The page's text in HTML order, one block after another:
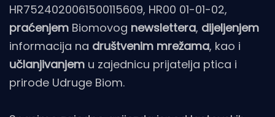
HR7524020061500115609, HR00 01-01-02,
praćenjem Biomovog newslettera, dijeljenjem
informacija na društvenim mrežama, kao i
učlanjivanjem u zajednicu prijatelja ptica i
prirode Udruge Biom.